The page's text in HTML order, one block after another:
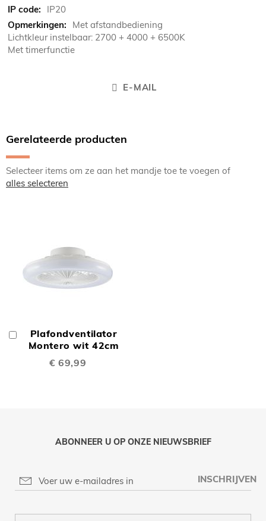
IP20
Met afstandbediening
Lichtkleur instelbaar: 2700 + 4000 + 6500K
Met timerfunctie
E-MAIL
Gerelateerde producten
Selecteer items om ze aan het mandje toe te voegen of
alles selecteren
Plafondventilator
Montero wit 42cm
€ 69,99
Winkelwagen
ABONNEER U OP ONZE NIEUWSBRIEF
INSCHRIJVEN